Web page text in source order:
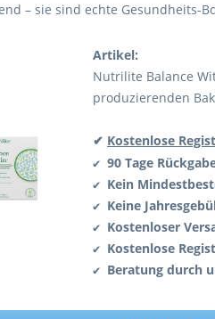
– sie sind echte Gesundheits-
Artikel:
Nutrilite Balance
produzierenden
✔ Kostenlose
✔ 90 Tage
✔ Kein
✔ Keine
✔ Kostenloser
✔ Kostenlose
✔ Beratung durch